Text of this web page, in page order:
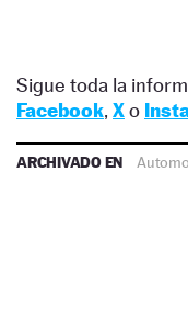
Sigue toda la
Facebook, Xo
ARCHIVADO EN